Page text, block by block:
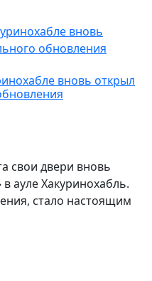
вновь открыл
свои двери вновь
ауле Хакуринохабль.
стало настоящим